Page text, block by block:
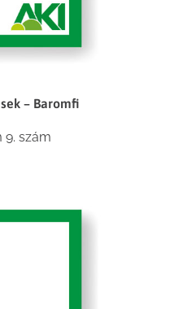
– Baromfi
9. szám